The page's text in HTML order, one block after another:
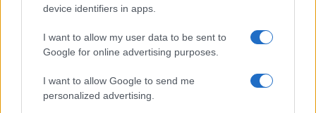
device identifiers in apps.
I want to allow my user data to be sent to
Google for online advertising purposes.
I want to allow Google to send me
personalized advertising.
KAPCSOLÓDÓ HÍREK